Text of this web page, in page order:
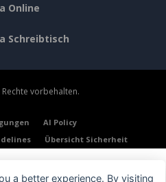
Online
Schreibtisch
vorbehalten.
AI Policy
Übersicht Sicherheit
a better experience. By visiting